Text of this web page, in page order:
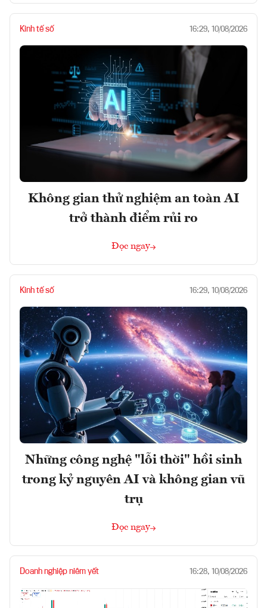
Kinh tế số 16:29, 10/08/2026
Không gian thử nghiệm an toàn AI
trở thành điểm rủi ro
Đọc ngay
Kinh tế số 16:29, 10/08/2026
Những công nghệ "lỗi thời" hồi sinh
trong kỷ nguyên AI và không gian vũ
trụ
Đọc ngay
Doanh nghiệp niêm yết 16:28, 10/08/2026